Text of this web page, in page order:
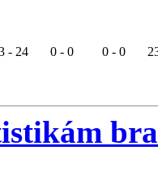
- 24 0 - 0 0 - 0